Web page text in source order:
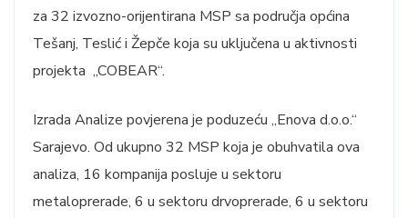
za 32 izvozno-orijentirana MSP sa područja općina
Tešanj, Teslić i Žepče koja su uključena u aktivnosti
projekta „COBEAR“.
Izrada Analize povjerena je poduzeću „Enova d.o.o.“
Sarajevo. Od ukupno 32 MSP koja je obuhvatila ova
analiza, 16 kompanija posluje u sektoru
metaloprerade, 6 u sektoru drvoprerade, 6 u sektoru